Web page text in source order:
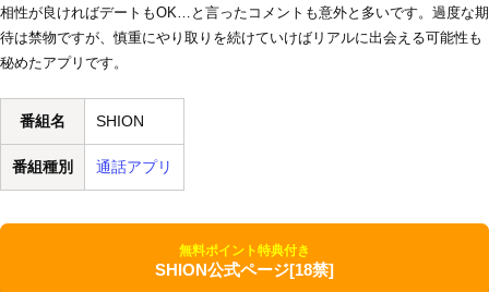
相性が良ければデートもOK…と言ったコメントも意外と多いです。過度な期
待は禁物ですが、慎重にやり取りを続けていけばリアルに出会える可能性も
秘めたアプリです。
番組名 SHION
番組種別 通話アプリ
無料ポイント特典付き
SHION公式ページ[18禁]